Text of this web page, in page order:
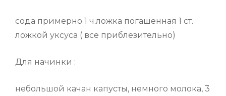
сода примерно 1 ч.ложка погашенная 1 ст.
ложкой уксуса ( все приблезительно)
Для начинки :
небольшой качан капусты, немного молока, 3